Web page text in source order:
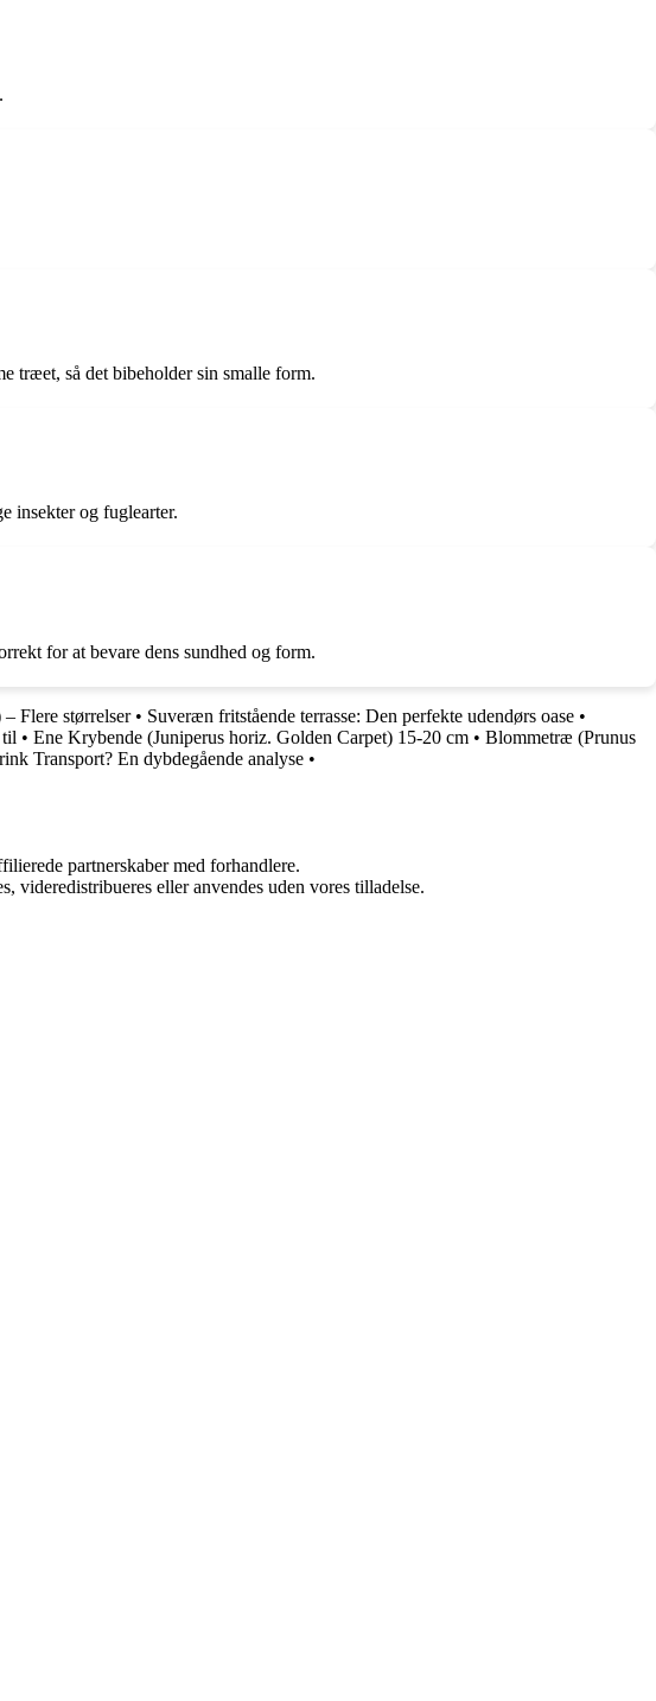
træet, så det bibeholder sin smalle form.
insekter og fuglearter.
for at bevare dens sundhed og form.
Flere størrelser• Suveræn fritstående terrasse: Den perfekte udendørs oase •
til • Ene Krybende (Juniperus horiz. Golden Carpet) 15-20 cm • Blommetræ (Prunus
Transport? En dybdegående analyse •
partnerskaber med forhandlere.
eller anvendes uden vores tilladelse.